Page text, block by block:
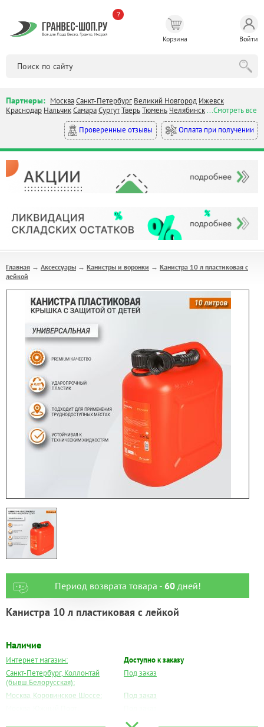
?
Корзина Войти
Партнеры: МоскваСанкт-Петербург Великий Новгород Ижевск
Краснодар НальчикСамараСургутТверьТюмень Челябинск...Смотреть все
Проверенные отзывы
Оплата при получении
Главная → Аксессуары → Канистры и воронки → Канистра 10 л пластиковая с
лейкой
Период возврата товара - 60дней!
Канистра 10 л пластиковая с лейкой
Наличие
Интернет магазин:
Доступно к заказу
Санкт-Петербург, Коллонтай
(бывш.Белорусская):
Под заказ
Москва, Коровинское Шоссе:
Под заказ
Под заказ